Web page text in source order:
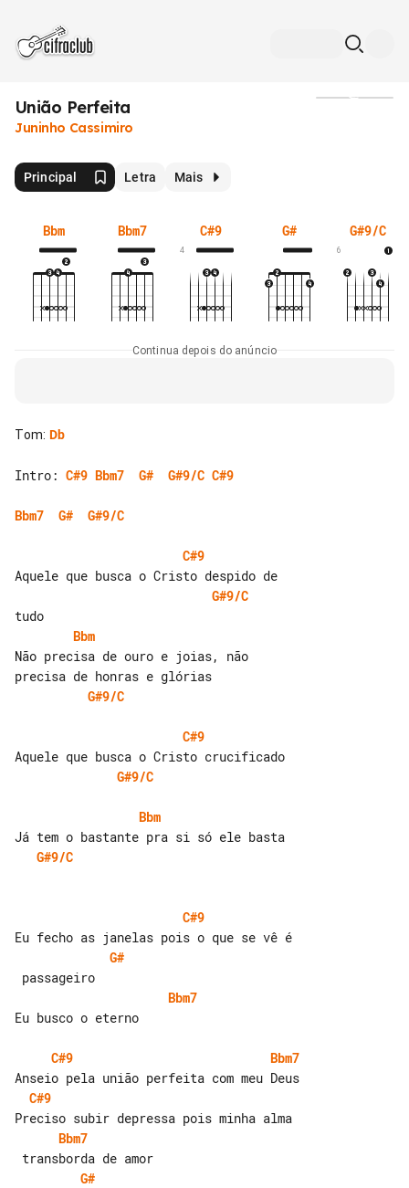
União Perfeita
Juninho Cassimiro
Principal Letra Mais
Bbm Bbm7 C#9
4
G# G#9/C
6
Continua depois do anúncio
Tom: Db
Intro: C#9 Bbm7 G# G#9/C C#9
Bbm7 G# G#9/C
C#9
G#9/C
Bbm
Não precisa de ouro e joias, não
G#9/C
C#9
G#9/C
Bbm
G#9/C
C#9
G#
Bbm7
Eu busco o eterno
C#9
Bbm7
C#9
Bbm7
G#